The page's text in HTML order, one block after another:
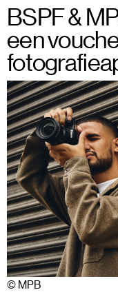
BSPF Menu
BSPF &
een
© MPB